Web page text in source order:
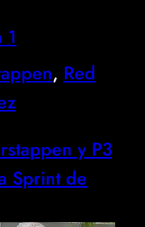
1
, Red
y P3
Sprint de